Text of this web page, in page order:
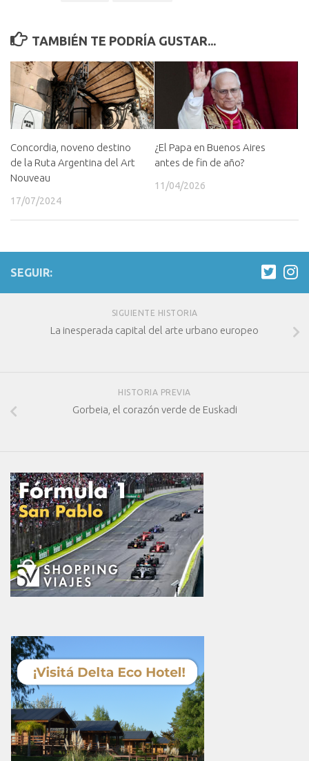
TAMBIÉN TE PODRÍA GUSTAR...
Concordia, noveno destino
de la Ruta Argentina del Art
Nouveau
17/07/2024
¿El Papa en Buenos Aires
antes de fin de año?
11/04/2026
SEGUIR:
SIGUIENTE HISTORIA
La inesperada capital del arte urbano europeo
HISTORIA PREVIA
Gorbeia, el corazón verde de Euskadi